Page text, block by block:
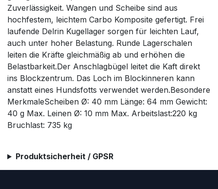
Zuverlässigkeit. Wangen und Scheibe sind aus
hochfestem, leichtem Carbo Komposite gefertigt. Frei
laufende Delrin Kugellager sorgen für leichten Lauf,
auch unter hoher Belastung. Runde Lagerschalen
leiten die Kräfte gleichmäßig ab und erhöhen die
Belastbarkeit.Der Anschlagbügel leitet die Kaft direkt
ins Blockzentrum. Das Loch im Blockinneren kann
anstatt eines Hundsfotts verwendet werden.Besondere
MerkmaleScheiben Ø: 40 mm Länge: 64 mm Gewicht:
40 g Max. Leinen Ø: 10 mm Max. Arbeitslast:220 kg
Bruchlast: 735 kg
Produktsicherheit / GPSR